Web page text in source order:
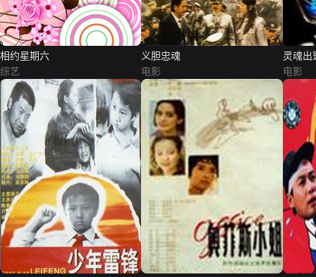
相约星期六
综艺
义胆忠魂
电影
灵魂出
电影